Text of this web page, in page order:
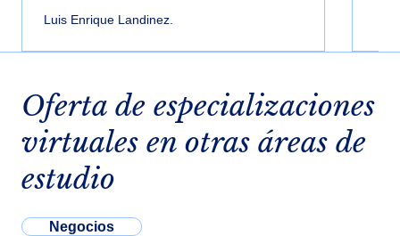
Luis Enrique Landinez.
Oferta de especializaciones
virtuales en otras áreas de
estudio
Negocios